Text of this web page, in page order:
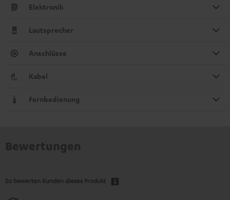
Elektronik
Lautsprecher
Anschlüsse
Kabel
Fernbedienung
So bewerten Kunden dieses Produkt